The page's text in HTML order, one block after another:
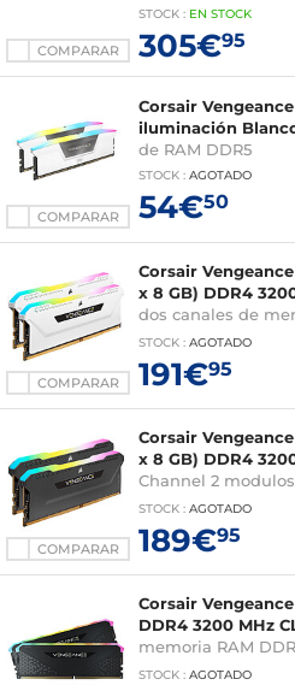
COMPARAR
STOCK : EN STOCK
305€95
COMPARAR
Corsair
iluminación
de RAM DDR5
STOCK : AGOTADO
54€50
COMPARAR
Corsair Vengeance
x 8 GB) DDR4
dos canales de
-
STOCK : AGOTADO
191€95
COMPARAR
Corsair Vengeance
x 8 GB) DDR4
Channel 2
STOCK : AGOTADO
189€95
Corsair Vengeance
DDR4 3200 MHz
memoria RAM
STOCK : AGOTADO